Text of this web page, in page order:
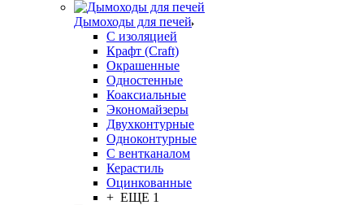
Дымоходы для печей
С изоляцией
Крафт (Craft)
Окрашенные
Одностенные
Коаксиальные
Экономайзеры
Двухконтурные
Одноконтурные
С вентканалом
Керастиль
Оцинкованные
+ ЕЩЕ 1